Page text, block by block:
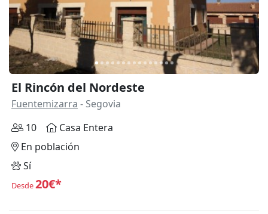
El Rincón del Nordeste
Fuentemizarra - Segovia
10
Casa Entera
En población
Sí
Desde20€*